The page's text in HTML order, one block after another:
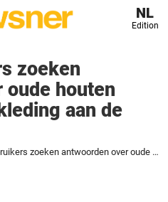
NL
Edition
zoeken
oude houten
aan de
Online gebruikers zoeken antwoorden over oude houten voorwerpen die kleding aan de wind gaven